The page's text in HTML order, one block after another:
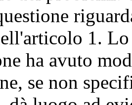
1. Lo
ha avuto
se non